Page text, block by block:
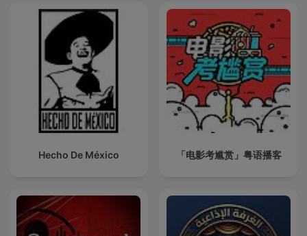
Hecho De México 「电影考尴赏」粤语播客